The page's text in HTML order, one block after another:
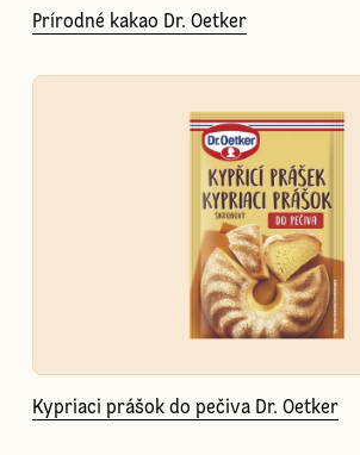
Prírodné kakao Dr. Oetker
Kypriaci prášok do pečiva Dr. Oetker